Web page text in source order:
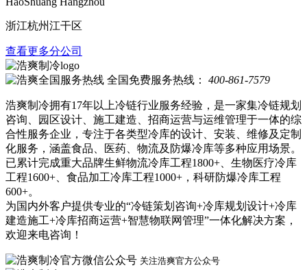
浙江杭州江干区
查看更多分公司
全国免费服务热线： 400-861-7579
浩爽制冷拥有17年以上冷链行业服务经验，是一家集冷链规划
咨询、园区设计、施工建造、招商运营与运维管理于一体的综
合性服务企业，专注于各类型冷库的设计、安装、维修及定制
化服务，涵盖食品、医药、物流及防爆冷库等多种应用场景。
已累计完成重大品牌生鲜物流冷库工程1800+、生物医疗冷库
工程1600+、食品加工冷库工程1000+，科研防爆冷库工程
600+。
为国内外客户提供专业的“冷链策划咨询+冷库规划设计+冷库
建造施工+冷库招商运营+智慧物联网管理”一体化解决方案，
欢迎来电咨询！
关注浩爽官方公众号